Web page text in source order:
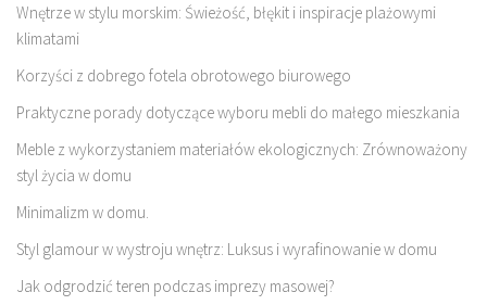
Wnętrze w stylu morskim: Świeżość, błękit i inspiracje plażowymi
klimatami
Korzyści z dobrego fotela obrotowego biurowego
Praktyczne porady dotyczące wyboru mebli do małego mieszkania
Meble z wykorzystaniem materiałów ekologicznych: Zrównoważony
styl życia w domu
Minimalizm w domu.
Styl glamour w wystroju wnętrz: Luksus i wyrafinowanie w domu
Jak odgrodzić teren podczas imprezy masowej?